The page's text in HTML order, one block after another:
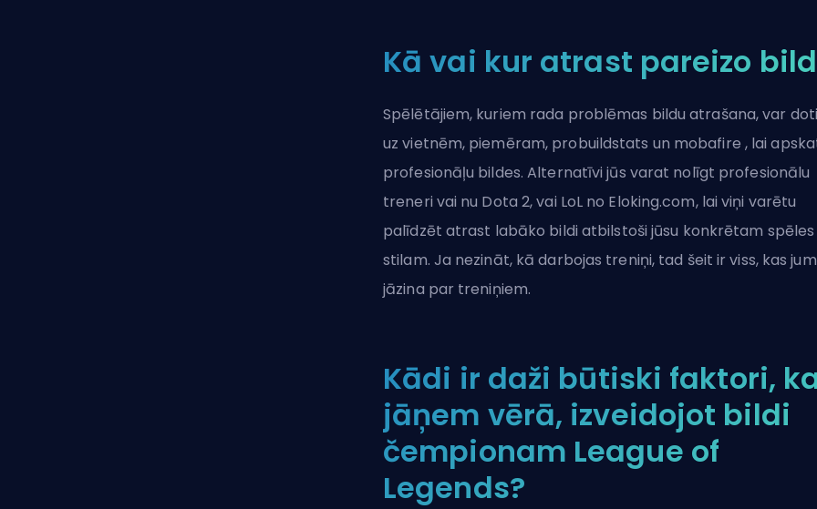
Kā vai kur atrast pareizo
Spēlētājiem, kuriem rada problēmas bildu atrašana, var
uz vietnēm, piemēram, probuildstats un mobafire , lai
profesionāļu bildes. Alternatīvi jūs varat nolīgt profesionālu
treneri vai nu Dota 2, vai LoL no Eloking.com, lai viņi varētu
palīdzēt atrast labāko bildi atbilstoši jūsu konkrētam spēles
stilam. Ja nezināt, kā darbojas treniņi, tad šeit irviss, kas
jāzina par treniņiem.
Kādi ir daži būtiski faktori,
jāņem vērā, izveidojot bildi
čempionam League of
Legends?